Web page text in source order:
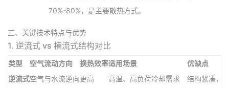
70%-80%，是主要散热方式。
三、关键技术特点与优势
1. 逆流式 vs 横流式结构对比
类型 空气流动方向 换热效率适用场景
优缺点
逆流式空气与水流逆向更高 高温、高负荷冷却需求
结构紧凑，